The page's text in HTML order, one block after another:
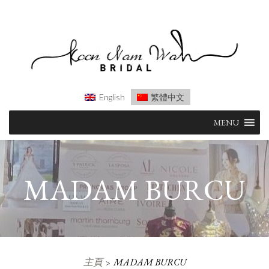
English 繁體中文
content
MENU
MADAM BURCU
主頁 MADAM BURCU